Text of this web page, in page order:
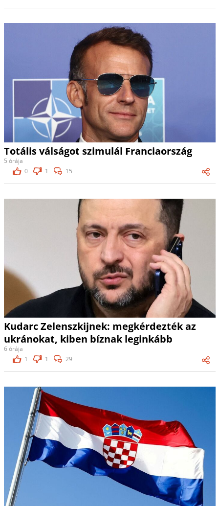
Totális válságot szimulál Franciaország
5 órája
0
1 15
Kudarc Zelenszkijnek: megkérdezték az
ukránokat, kiben bíznak leginkább
6 órája
1
1 29